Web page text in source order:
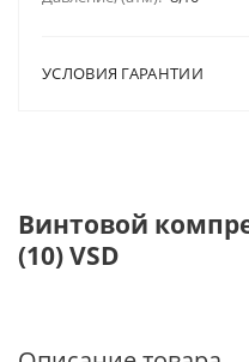
УСЛОВИЯ ГАРАНТИИ
Винтовой
(10) VSD